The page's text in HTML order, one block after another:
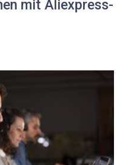
mit Aliexpress-